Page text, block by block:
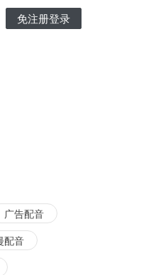
免注册登录
广告配音
配音